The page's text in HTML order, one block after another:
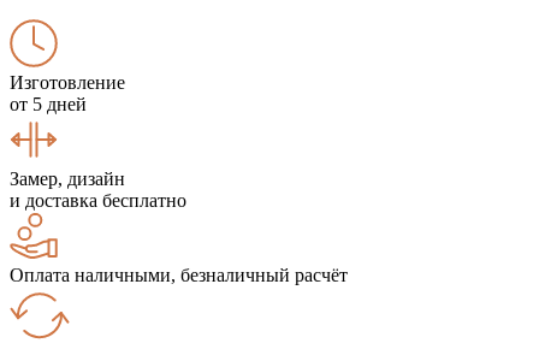
Изготовление
от 5 дней
Замер, дизайн
и доставка бесплатно
Оплата наличными, безналичный расчёт